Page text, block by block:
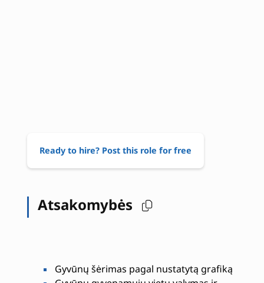
Ready to hire? Post this role for free
Atsakomybės
Gyvūnų šėrimas pagal nustatytą grafiką